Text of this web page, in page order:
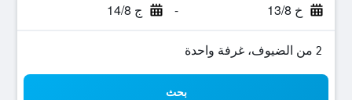
خ 13/8 - ج 14/8
2 من الضيوف، غرفة واحدة
بحث